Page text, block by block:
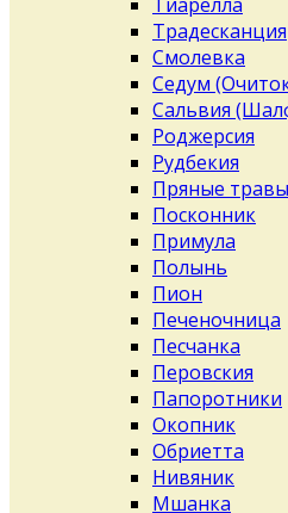
Традесканция
Смолевка
Седум
Сальвия
Роджерсия
Рудбекия
Пряные травы
Посконник
Примула
Полынь
Пион
Печеночница
Песчанка
Перовския
Папоротники
Окопник
Обриетта
Нивяник
Мшанка